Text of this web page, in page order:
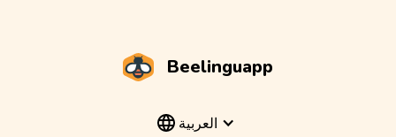
Beelinguapp
العربية